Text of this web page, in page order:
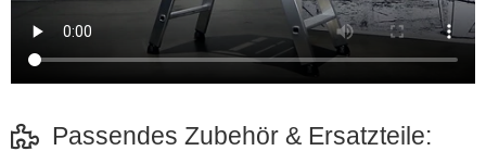
Passendes Zubehör & Ersatzteile: